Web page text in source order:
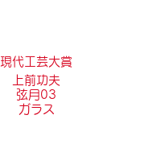
現代工芸大賞
上前功夫
弦月03
ガラス